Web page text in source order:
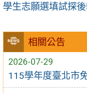
相關公告
2026-07-29
115學年度臺北市
學生志願選填試探